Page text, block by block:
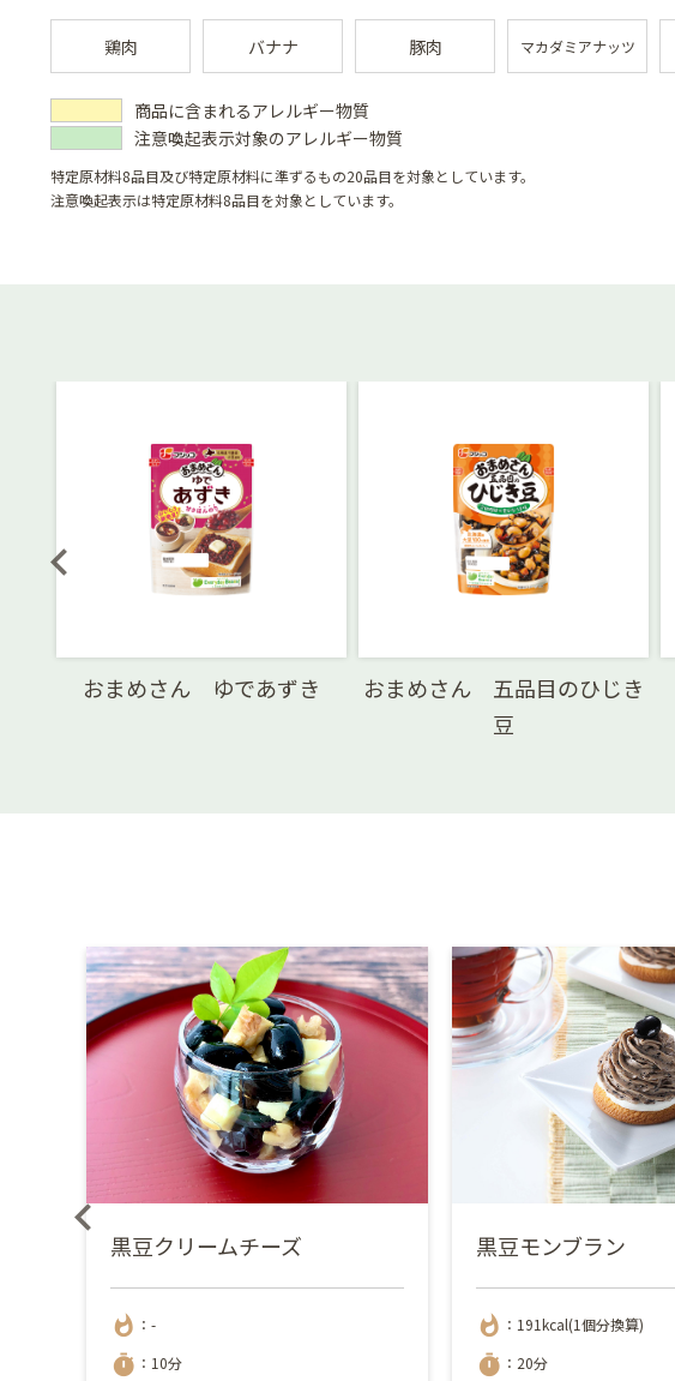
鶏肉 バナナ 豚肉 マカダミアナッツ
商品に含まれるアレルギー物質
注意喚起表示対象のアレルギー物質
特定原材料8品目及び特定原材料に準ずるもの20品目を対象としています。
注意喚起表示は特定原材料8品目を対象としています。
おまめさん ゆであずき
おまめさん 五品目のひじき
豆
黒豆クリームチーズ
whatshot ：-
timer ：10分
黒豆モンブラン
whatshot ：191kcal(1個分換算)
timer ：20分